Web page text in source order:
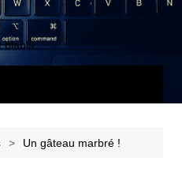
blabla…
Un gâteau marbré !